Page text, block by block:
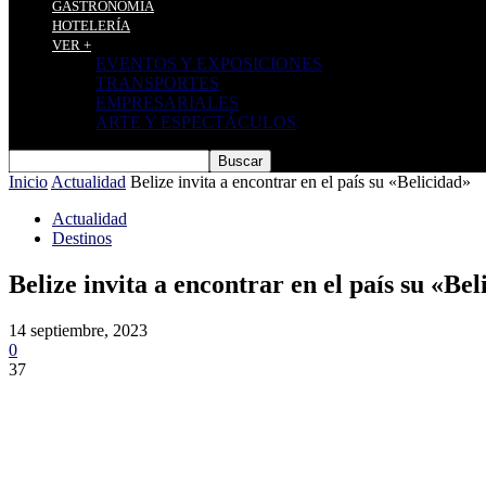
GASTRONOMÍA
HOTELERÍA
VER +
EVENTOS Y EXPOSICIONES
TRANSPORTES
EMPRESARIALES
ARTE Y ESPECTÁCULOS
Inicio Actualidad Belize invita a encontrar en el país su «Belicidad»
Actualidad
Destinos
Belize invita a encontrar en el país su
14 septiembre, 2023
0
37